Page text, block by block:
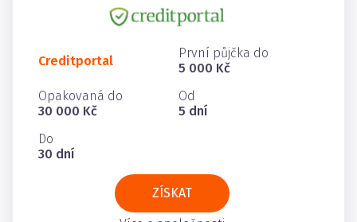
Creditportal
První půjčka do
5 000 Kč
Opakovaná do
30 000 Kč
Od
5 dní
Do
30 dní
ZÍSKAT